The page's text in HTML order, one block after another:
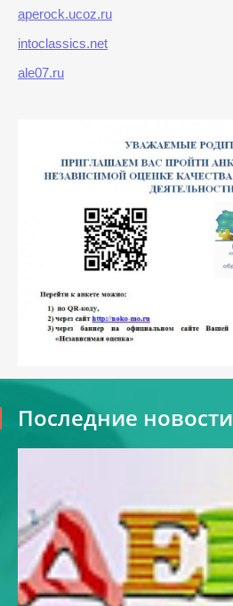
aperock.ucoz.ru
intoclassics.net
ale07.ru
Последние новости